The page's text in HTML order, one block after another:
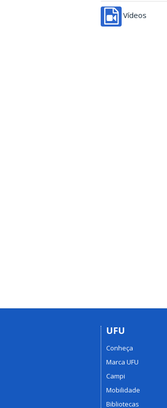
Vídeos
UFU
Conheça
Marca UFU
Campi
Mobilidade
Bibliotecas